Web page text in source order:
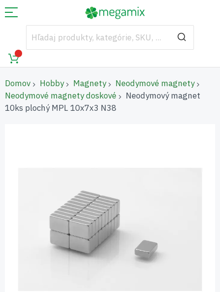
Domov Hobby Magnety
Neodymové magnety
Neodymové magnety doskové
Neodymový magnet
10ks plochý MPL 10x7x3 N38